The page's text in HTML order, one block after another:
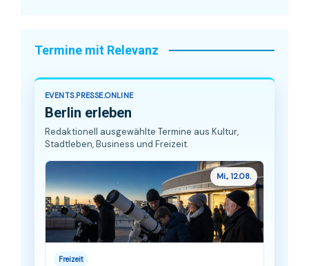
Termine mit Relevanz
EVENTS.PRESSE.ONLINE
Berlin erleben
Redaktionell ausgewählte Termine aus Kultur,
Stadtleben, Business und Freizeit.
Mi., 12.08.
Freizeit